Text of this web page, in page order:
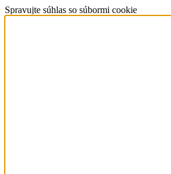
Spravujte súhlas so súbormi cookie